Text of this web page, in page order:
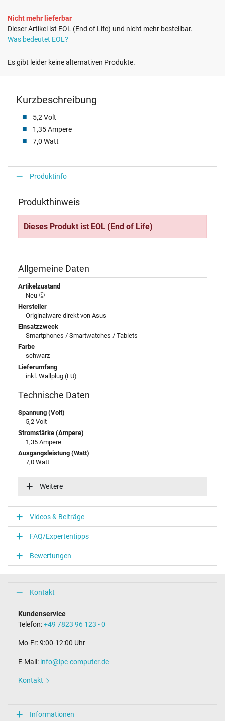
Kurzbeschreibung
5,2 Volt
1,35 Ampere
7,0 Watt
Nicht mehr lieferbar
Dieser Artikel ist EOL (End of Life) und nicht mehr bestellbar.
Was bedeutet EOL?
Es gibt leider keine alternativen Produkte.
Produktinfo
Produkthinweis
Dieses Produkt ist EOL (End of Life)
Allgemeine Daten
Artikelzustand
Neu
Hersteller
Originalware direkt von Asus
Einsatzzweck
Smartphones / Smartwatches / Tablets
Farbe
schwarz
Lieferumfang
inkl. Wallplug (EU)
Technische Daten
Spannung (Volt)
5,2 Volt
Stromstärke (Ampere)
1,35 Ampere
Ausgangsleistung (Watt)
7,0 Watt
100-240V / 50-60Hz
Notebook Stecker
Steckertyp / -form
USB / –
Maße
38 mm / 28 mm / 38 mm
Weitere Daten
Ja
CE
Netzteil
Weitere
Videos & Beiträge
FAQ/Expertentipps
Bewertungen
Kontakt
Kundenservice
Telefon:+49 7823 96 123 - 0
Mo-Fr: 9:00-12:00 Uhr
E-Mail: info@ipc-computer.de
Kontakt
Informationen